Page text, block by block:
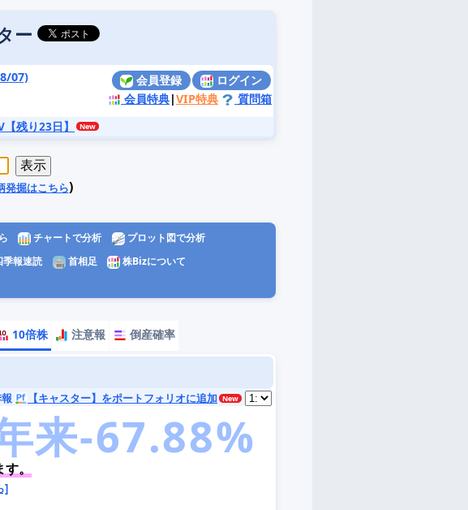
ー
会員登録
ログイン
会員特典|VIP特典 質問箱
07)
残り23日】
発掘はこちら)
チャートで分析
プロット図で分析
季報速読 首相足
株Bizについて
10倍株 注意報 倒産確率
【キャスター】をポートフォリオに追加
。
]